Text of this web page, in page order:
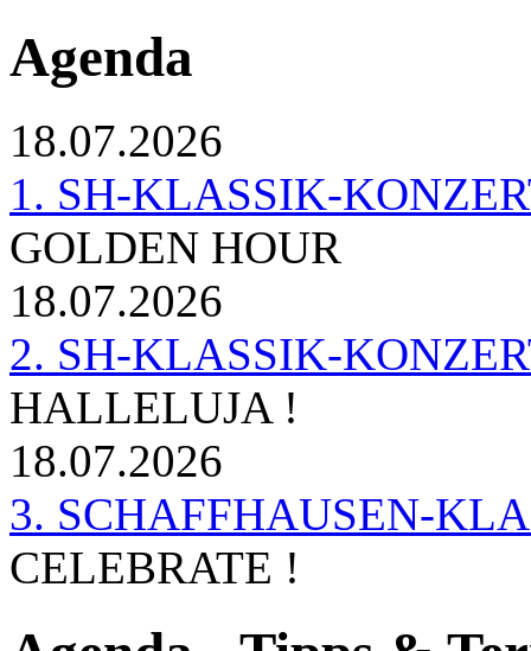
Agenda
18.07.2026
1. SH-KLASSIK-
GOLDEN HOUR
18.07.2026
2. SH-KLASSIK-
HALLELUJA !
18.07.2026
3. SCHAFFHAUSEN-
CELEBRATE !